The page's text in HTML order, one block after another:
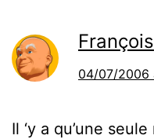
François
04/07/2006
Il ‘y a qu’une